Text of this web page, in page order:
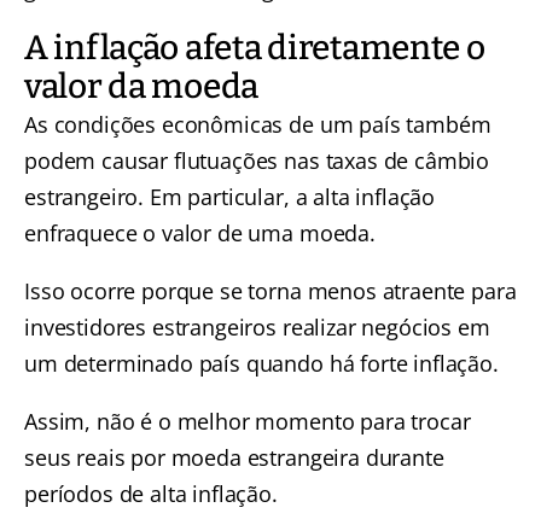
A inflação afeta diretamente o
valor da moeda
As condições econômicas de um país também
podem causar flutuações nas taxas de câmbio
estrangeiro. Em particular, a alta inflação
enfraquece o valor de uma moeda.
Isso ocorre porque se torna menos atraente para
investidores estrangeiros realizar negócios em
um determinado país quando há forte inflação.
Assim, não é o melhor momento para trocar
seus reais por moeda estrangeira durante
períodos de alta inflação.